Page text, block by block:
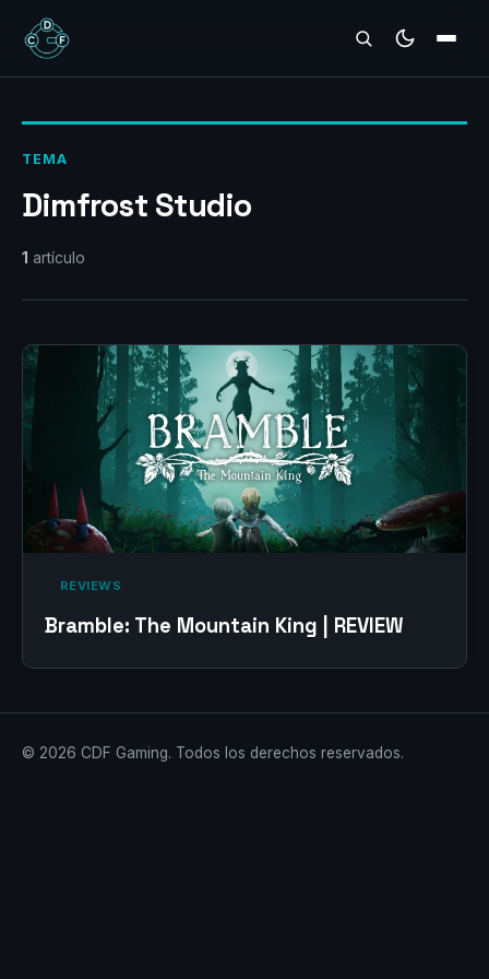
REVIEWS
TEMA
Dimfrost Studio
1 artículo
‎ REVIEWS‎
Bramble: The Mountain King | REVIEW
© 2026 CDF Gaming. Todos los derechos reservados.